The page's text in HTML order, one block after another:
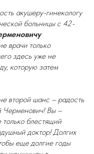
акушеру-гинекологу
больницы с 42-
врачи только
здесь уже не
которую затем
второй шанс – радость
Черменович! Вы –
блестящий
доктор! Долгих
еще долгие годы